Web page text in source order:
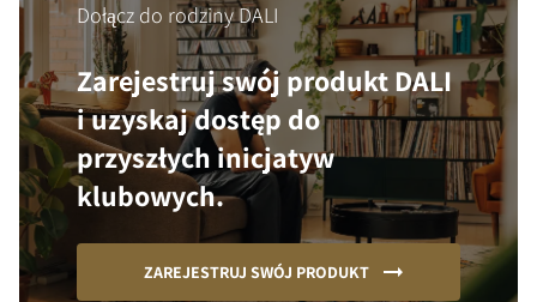
Dołącz do rodziny DALI
Zarejestruj swój produkt DALI
i uzyskaj dostęp do
przyszłych inicjatyw
klubowych.
ZAREJESTRUJ SWÓJ PRODUKT